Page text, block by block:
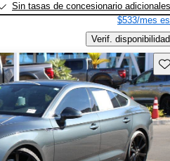
Sin tasas de concesionario adicionales
$533/mes
Verif. disponibilidad